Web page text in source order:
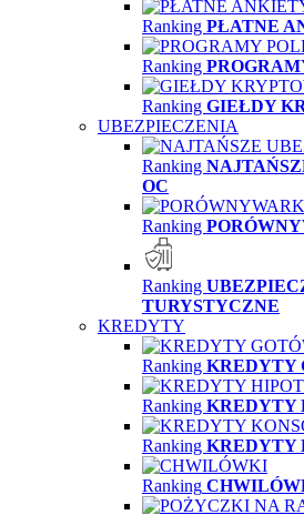
Ranking PŁATNE
Ranking
Ranking GIEŁDY
UBEZPIECZENIA
Ranking
OC
Ranking
Ranking
TURYSTYCZNE
KREDYTY
Ranking KREDYTY
Ranking KREDYTY
Ranking KREDYTY
Ranking